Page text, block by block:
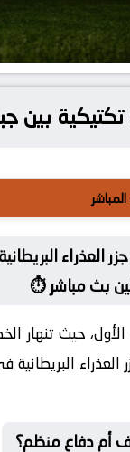
بين
العذراء
بث مباشر ⏱️
حيث تنهار
العذراء
أم دفاع منظم؟